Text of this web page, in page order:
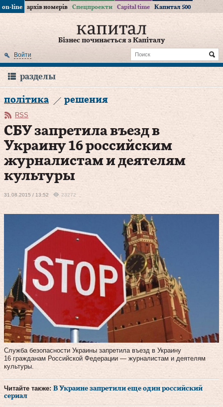
on-line архів номерів Спецпроекти Capital time Капитал 500
Бізнес починається з Капіталу
Войти
разделы
політика решения
RSS
СБУ запретила въезд в
Украину 16 российским
журналистам и деятелям
культуры
31.08.2015 / 13:52 23272
Служба безопасности Украины запретила въезд в Украину
16 гражданам Российской Федерации — журналистам и деятелям
культуры.
Читайте также: В Украине запретили еще один российский
сериал